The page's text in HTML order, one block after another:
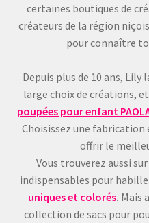
certaines boutiques de
créateurs de la région
pour connaître
Depuis plus de 10 ans, Lily
large choix de créations,
poupées pour enfant
Choisissez une
offrir le
Vous trouverez aussi
indispensables pour
uniques et colorés. Mais
collection de sacs pour